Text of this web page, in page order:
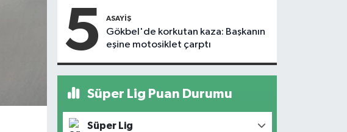
kapandı
5 ASAYIŞ
Gökbel'de korkutan kaza: Başkanın
eşine motosiklet çarptı
Süper Lig Puan Durumu
Süper Lig